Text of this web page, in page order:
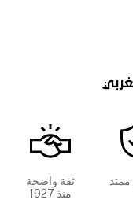
ثقة واضحة
منذ 1927